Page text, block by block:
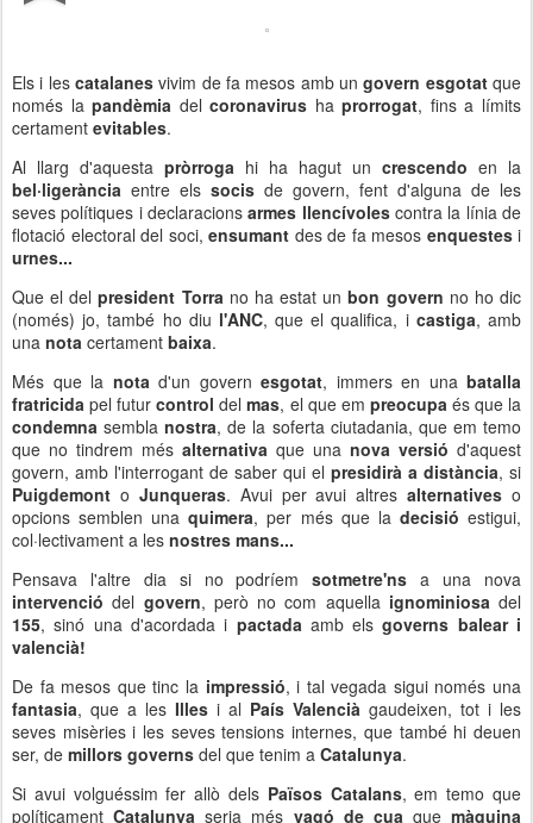
Els i les catalanes vivim de fa mesos amb ungovern esgotatque
només lapandèmia delcoronavirus haprorrogat, fins a límits
certament evitables.
Al llarg d'aquesta pròrroga hi ha hagut un crescendo en la
bel·ligerància entre els socis de govern, fent d'alguna de les
seves polítiques i declaracionsarmes llencívolescontra la línia de
flotació electoral del soci, ensumant des de fa mesos enquestesi
urnes...
Que el delpresident Torrano ha estat unbon govern no ho dic
(només) jo, també ho diu l'ANC, que el qualifica, i castiga, amb
una nota certament baixa.
Més que la notad'un govern esgotat, immers en una batalla
fratricida pel futurcontrol delmas, el que em preocupaés que la
condemna semblanostra, de la soferta ciutadania, que em temo
que no tindrem més alternativa que una nova versió d'aquest
govern, amb l'interrogant de saber qui el presidirà a distància, si
Puigdemont o Junqueras. Avui per avui altresalternatives o
opcions semblen unaquimera, per més que la decisió estigui,
col·lectivament a les nostres mans...
Pensava l'altre dia si no podríemsotmetre'ns a una nova
intervenció del govern, però no com aquella ignominiosadel
155, sinó una d'acordada i pactadaamb elsgoverns balear i
valencià!
De fa mesos que tinc la impressió, i tal vegada sigui només una
fantasia, que a les Illes i al País Valencià gaudeixen, tot i les
seves misèries i les seves tensions internes, que també hi deuen
ser, de millors governs del que tenim a Catalunya.
Si avui volguéssim fer allò dels Països Catalans, em temo que
políticamentCatalunya seria més vagó de cuaque màquina